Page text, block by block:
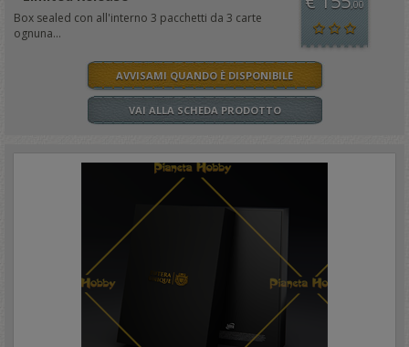
Box sealed con all'interno 3 pacchetti da 3 carte
ognuna...
,00
AVVISAMI QUANDO È DISPONIBILE
VAI ALLA SCHEDA PRODOTTO